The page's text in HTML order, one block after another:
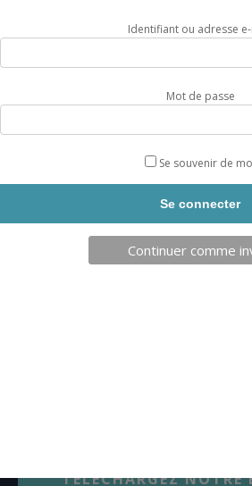
CHOIX OPTIONS
TELECHARGEZ NOTRE
Identifiant ou adresse
Mot de passe
Se souvenir de
Continuer comme